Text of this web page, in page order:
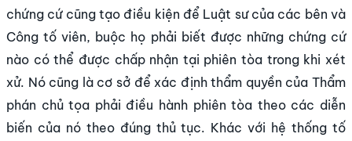
chứng cứ cũng tạo điều kiện để Luật sư của các bên và
Công tố viên, buộc họ phải biết được những chứng cứ
nào có thể được chấp nhận tại phiên tòa trong khi xét
xử. Nó cũng là cơ sở để xác định thẩm quyền của Thẩm
phán chủ tọa phải điều hành phiên tòa theo các diễn
biến của nó theo đúng thủ tục. Khác với hệ thống tố